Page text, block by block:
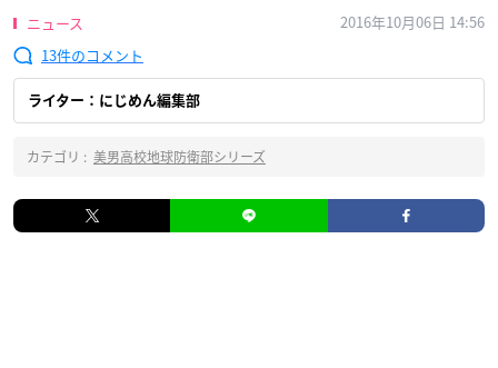
ニュース
2016年10月06日 14:56
13
ライター：にじめん編集部
カテゴリ : 美男高校地球防衛部シリーズ